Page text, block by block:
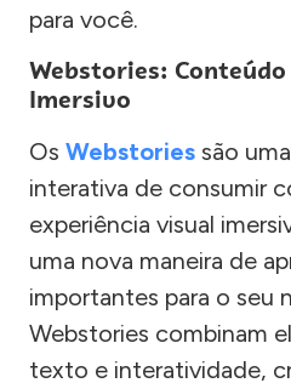
para você.
Webstories:
Imersivo
Os Webstories são
interativa de consumir
experiência visual
uma nova maneira de
importantes para o seu
Webstories combinam
texto e interatividade,